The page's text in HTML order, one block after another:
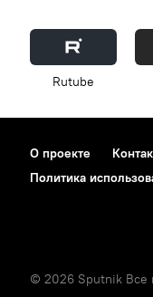
Rutube
О проекте
Политика
© 2026 Sputnik Все